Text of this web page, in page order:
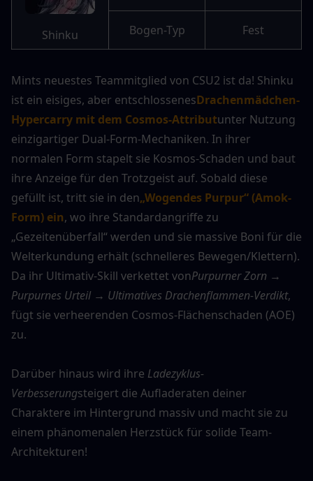
Shinku Bogen-Typ Fest
Mints neuestes Teammitglied von CSU2 ist da! Shinku
ist ein eisiges, aber entschlossenesDrachenmädchen-
Hypercarry mit dem Cosmos-Attributunter Nutzung
einzigartiger Dual-Form-Mechaniken. In ihrer
normalen Form stapelt sie Kosmos-Schaden und baut
ihre Anzeige für den Trotzgeist auf. Sobald diese
gefüllt ist, tritt sie in den„Wogendes Purpur“ (Amok-
Form) ein, wo ihre Standardangriffe zu
„Gezeitenüberfall“ werden und sie massive Boni für die
Welterkundung erhält (schnelleres Bewegen/Klettern).
Da ihr Ultimativ-Skill verkettet vonPurpurner Zorn →
Purpurnes Urteil → Ultimatives Drachenflammen-Verdikt,
fügt sie verheerenden Cosmos-Flächenschaden (AOE)
zu.
Darüber hinaus wird ihre Ladezyklus-
Verbesserungsteigert die Aufladeraten deiner
Charaktere im Hintergrund massiv und macht sie zu
einem phänomenalen Herzstück für solide Team-
Architekturen!